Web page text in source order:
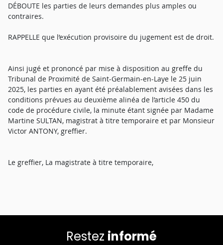
DÉBOUTE les parties de leurs demandes plus amples ou
contraires.
RAPPELLE que l’exécution provisoire du jugement est de droit.
Ainsi jugé et prononcé par mise à disposition au greffe du
Tribunal de Proximité de Saint-Germain-en-Laye le 25 juin
2025, les parties en ayant été préalablement avisées dans les
conditions prévues au deuxième alinéa de l’article 450 du
code de procédure civile, la minute étant signée par Madame
Martine SULTAN, magistrat à titre temporaire et par Monsieur
Victor ANTONY, greffier.
Le greffier, La magistrate à titre temporaire,
Restez informé